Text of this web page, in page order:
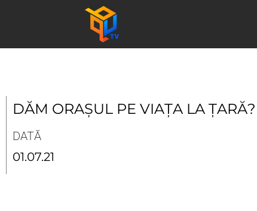
DĂM ORAȘUL PE VIAȚA LA ȚARĂ?
DATĂ
01.07.21